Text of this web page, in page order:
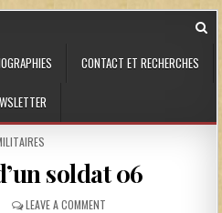
CONTACT ET RECHERCHES
IN
soldat 06
LEAVE A COMMENTON SOUVENIR D’UN